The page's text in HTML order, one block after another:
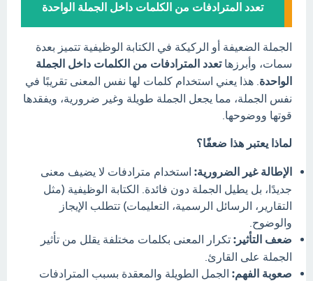
تعدد المترادفات من الكلمات داخل الجملة الواحدة
الجملة الضعيفة أو الركيكة في الكتابة الوظيفية تتميز بعدة
سمات، وأبرزهاتعدد المترادفات من الكلمات داخل الجملة
الواحدة . هذا يعني استخدام كلمات لها نفس المعنى تقريبًا في
نفس الجملة، مما يجعل الجملة طويلة وغير ضرورية، ويفقدها
قوتها ووضوحها.
لماذا يعتبر هذا ضعفًا؟
الإطالة غير الضرورية: استخدام مترادفات لا يضيف معنى
جديدًا، بل يطيل الجملة دون فائدة. الكتابة الوظيفية (مثل
التقارير، الرسائل الرسمية، التعليمات) تتطلب الإيجاز
والوضوح.
ضعف التأثير: تكرار المعنى بكلمات مختلفة يقلل من تأثير
الجملة على القارئ.
صعوبة الفهم: الجمل الطويلة والمعقدة بسبب المترادفات